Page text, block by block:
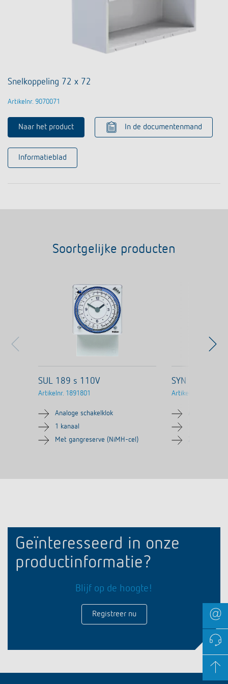
Snelkoppeling 72 x 72
Artikelnr. 9070071
Naar het product In de documentenmand
Informatieblad
Soortgelijke producten
SUL 189 s 110V
Artikelnr. 1891801
Analoge schakelklok
1 kanaal
Met gangreserve (NiMH-cel)
SYN 169 s
Artikelnr.
Geïnteresseerd in onze
productinformatie?
Blijf op de hoogte!
Registreer nu